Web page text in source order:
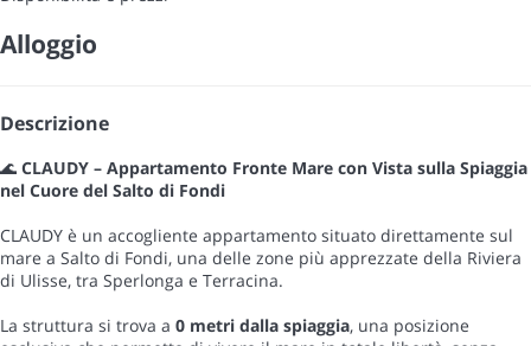
Alloggio
Descrizione
🌊 CLAUDY – Appartamento Fronte Mare con Vista sulla Spiaggia
nel Cuore del Salto di Fondi
CLAUDY è un accogliente appartamento situato direttamente sul
mare a Salto di Fondi, una delle zone più apprezzate della Riviera
di Ulisse, tra Sperlonga e Terracina.
La struttura si trova a 0 metri dalla spiaggia, una posizione